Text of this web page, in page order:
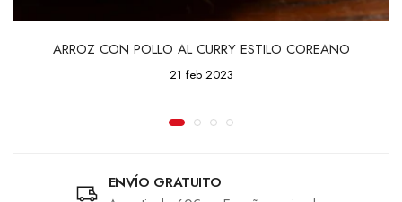
ARROZ CON POLLO AL CURRY ESTILO COREANO
21 feb 2023
ENVÍO GRATUITO